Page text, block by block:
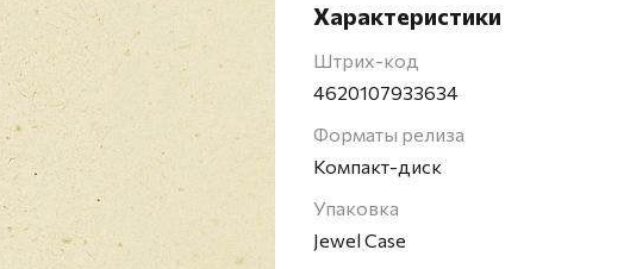
инструменталиста Йоргенсен
участником группы,
составе; в числе значимых
Скачча, Пол Рэйвен, Томми
Бёртон К. Белл.
Характеристики
Штрих-код
4620107933634
Форматы релиза
Компакт-диск
Упаковка
Jewel Case